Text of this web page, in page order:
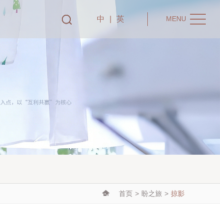
中 英 MENU
首页 > 盼之旅 > 掠影